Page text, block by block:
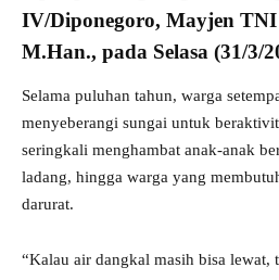
IV/Diponegoro, Mayjen
M.Han., pada Selasa (31/3/
Selama puluhan tahun, warga
menyeberangi sungai untuk
seringkali menghambat anak-anak
ladang, hingga warga yang
darurat.
“Kalau air dangkal masih bisa lewat,